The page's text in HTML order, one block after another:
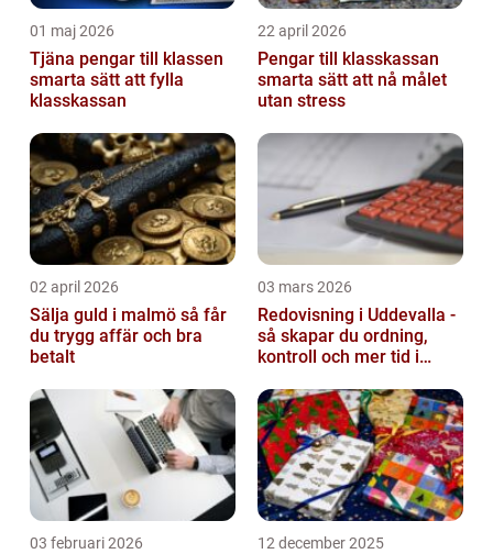
01 maj 2026
Tjäna pengar till klassen
smarta sätt att fylla
klasskassan
22 april 2026
Pengar till klasskassan
smarta sätt att nå målet
utan stress
02 april 2026
Sälja guld i malmö så får
du trygg affär och bra
betalt
03 mars 2026
Redovisning i Uddevalla -
så skapar du ordning,
kontroll och mer tid i
03 februari 2026 12 december 2025